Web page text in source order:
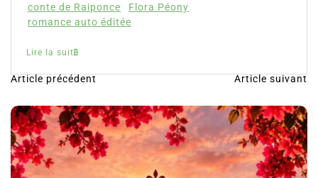
Péony
N
a
v
i
g
Article précédent Article suivant